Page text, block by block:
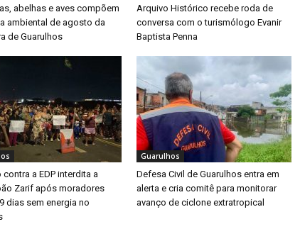
abelhas e aves compõem
ambiental de agosto da
de Guarulhos
Arquivo Histórico recebe roda de
conversa com o turismólogo Evanir
Baptista Penna
contra a EDP interdita a
Zarif após moradores
dias sem energia no
Guarulhos
Defesa Civil de Guarulhos entra em
alerta e cria comitê para monitorar
avanço de ciclone extratropical